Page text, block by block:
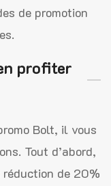
de promotion
profiter
Bolt, il vous
Tout d’abord,
réduction de 20%